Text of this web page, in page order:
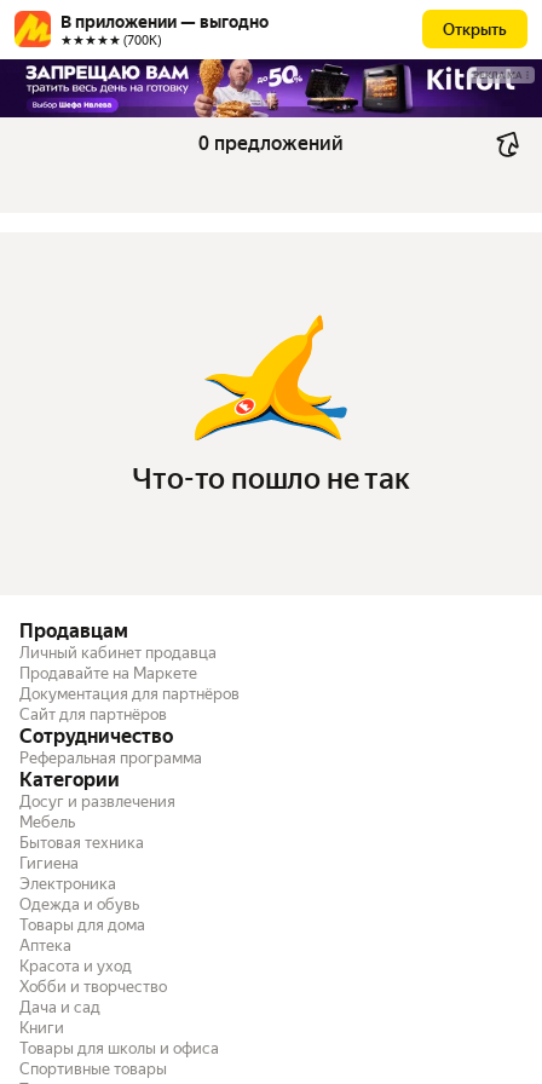
В приложении — выгодно
★★★★★ (700К)
Открыть
РЕКЛАМА
0 предложений
Что-то пошло не так
Продавцам
Личный кабинет продавца
Продавайте на Маркете
Документация для партнёров
Сайт для партнёров
Сотрудничество
Реферальная программа
Категории
Досуг и развлечения
Мебель
Бытовая техника
Гигиена
Электроника
Одежда и обувь
Товары для дома
Аптека
Красота и уход
Хобби и творчество
Дача и сад
Книги
Товары для школы и офиса
Спортивные товары